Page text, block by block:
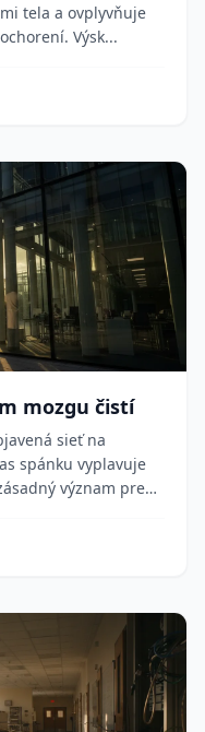
tela a ovplyvňuje
Výsk...
mozgu čistí
sieť na
spánku vyplavuje
význam pre